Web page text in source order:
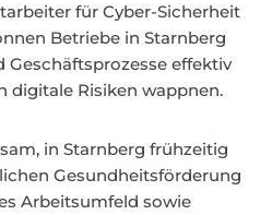
für Cyber-Sicherheit
Betriebe in Starnberg
Geschäftsprozesse effektiv
digitale Risiken wappnen.
in Starnberg frühzeitig
Gesundheitsförderung
Arbeitsumfeld sowie